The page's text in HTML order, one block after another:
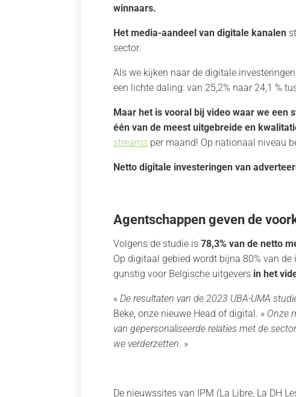
winnaars.
Het media-aandeel van digitale kanalen
sector.
Als we kijken naar de digitale
een lichte daling: van 25,2% naar 24,1 %
Maar het is vooral bij video waar we een
één van de meest uitgebreide en
streams per maand! Op nationaal niveau
Netto digitale investeringen van
Agentschappen geven de
Volgens de studie is78,3% van de netto
Op digitaal gebied wordt bijna 80% van
gunstig voor Belgische uitgevers in het
«De resultaten van de 2023 UBA-UMA
Beke, onze nieuwe Head of digital. « Onze
van gepersonaliseerde relaties met de
we verderzetten. »
De nieuwssites van IPM (La Libre, La DH